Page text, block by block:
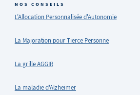
NOS CONSEILS
L'Allocation Personnalisée d'Autonomie
La Majoration pour Tierce Personne
La grille AGGIR
La maladie d'Alzheimer